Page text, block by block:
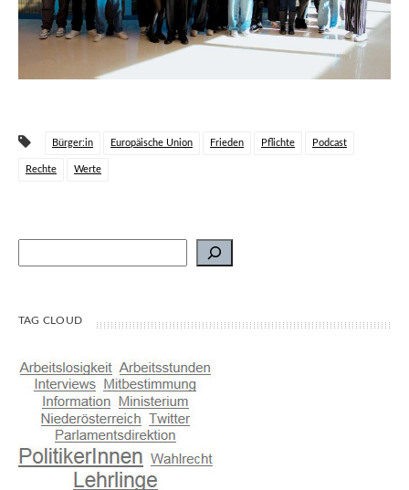
Bürger:in Europäische Union Frieden Pflichte Podcast
Rechte Werte
Suchen
TAG CLOUD